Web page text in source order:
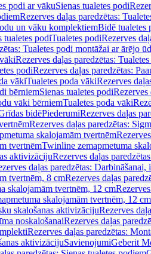
podi ar vākuSienas tualetes podi
Rezerves daļas paredzētas:
un vāku komplektiemBidē tualetes
tualetes podiTualetes podiRezerves
Tualetes podi montāžai ar ārējo
Rezerves daļas paredzētas:
podiRezerves daļas paredzētas:
vākiTualetes poda vākiRezerves
bērniemSienas tualetes podiRezerves
vāki bērniemTualetes poda vāki
bidēPiederumiRezerves daļas
Rezerves daļas paredzētas:
skalojamām tvertnēm
tvertnēmTwinline zemapmetuma
aktivizācijuRezerves daļas
daļas paredzētas:
tvertnēm, 8 cmRezerves daļas
skalojamām tvertnēm, 12 cm
skalojamām tvertnēm, 12 cm
skalošanas aktivizācijuRezerves
noskalošanaiRezerves daļas
Rezerves daļas paredzētas:
aktivizācijuSavienojumiGeberit